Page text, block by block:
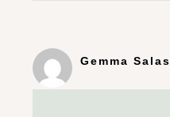
Gemma Salas